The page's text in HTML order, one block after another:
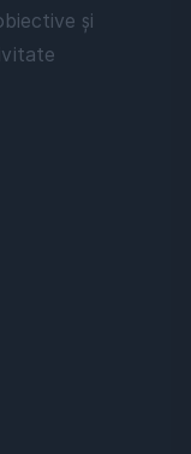
și